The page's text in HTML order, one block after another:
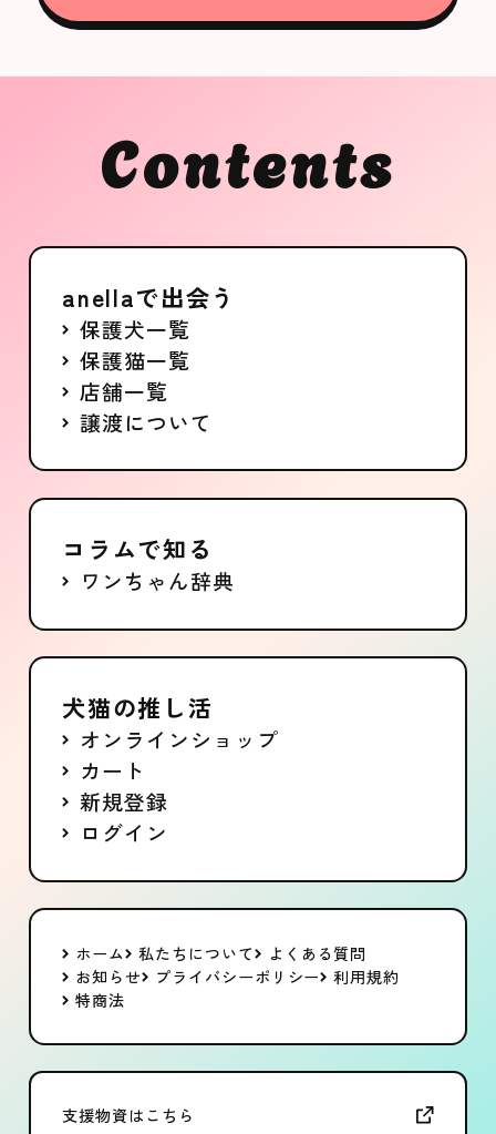
Contents
anellaで出会う
保護犬一覧
保護猫一覧
店舗一覧
譲渡について
コラムで知る
ワンちゃん辞典
犬猫の推し活
オンラインショップ
カート
新規登録
ログイン
ホーム 私たちについて
よくある質問
お知らせ
プライバシーポリシー 利用規約
特商法
支援物資はこちら